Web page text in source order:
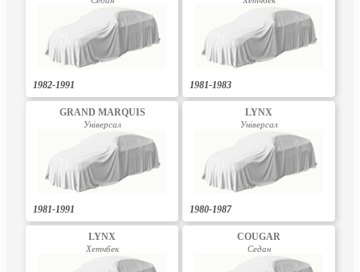
1982-1991 1981-1983
GRAND MARQUIS
Універсал
1981-1991
LYNX
Універсал
1980-1987
LYNX
Хетчбек
COUGAR
Седан